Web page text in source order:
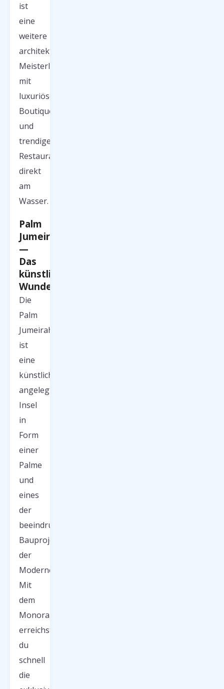
ist
eine
weitere
architektonische
Meisterleistung
mit
luxuriösen
Boutiquen
und
trendigen
Restaurants
direkt
am
Wasser.
Palm
Jumeirah
—
Das
künstliche
Wunder
Die
Palm
Jumeirah
ist
eine
künstlich
angelegte
Insel
in
Form
einer
Palme
und
eines
der
beeindruckendsten
Bauprojekte
der
Moderne.
Mit
dem
Monorail
erreichst
du
schnell
die